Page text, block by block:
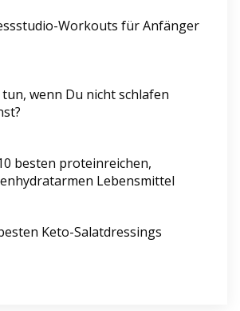
Workouts für Anfänger
tun, wenn Du nicht schlafen
besten proteinreichen,
Lebensmittel
Keto-Salatdressings